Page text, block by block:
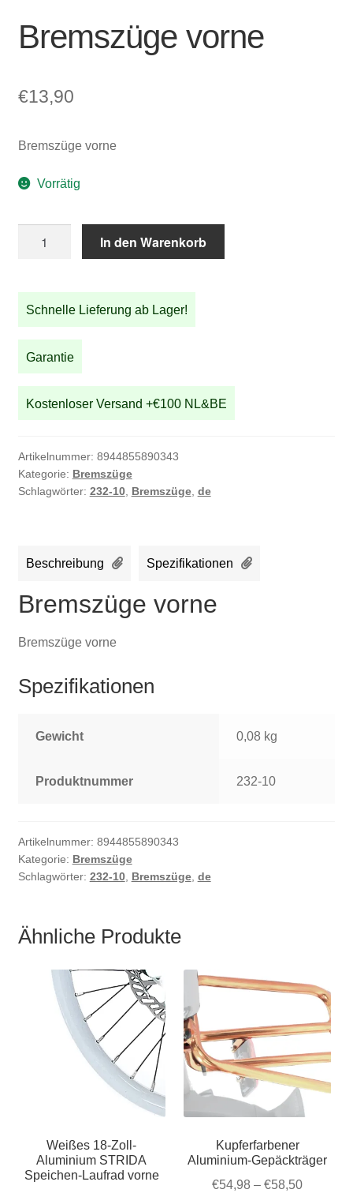
Bremszüge vorne
€13,90
Bremszüge vorne
Vorrätig
In den Warenkorb
Schnelle Lieferung ab Lager!
Garantie
Kostenloser Versand +€100 NL&BE
Artikelnummer: 8944855890343
Kategorie: Bremszüge
Schlagwörter: 232-10, Bremszüge, de
Beschreibung Spezifikationen
Bremszüge vorne
Bremszüge vorne
Spezifikationen
Gewicht 0,08 kg
Produktnummer 232-10
Artikelnummer: 8944855890343
Kategorie: Bremszüge
Schlagwörter: 232-10, Bremszüge, de
Ähnliche Produkte
Weißes 18-Zoll-
Aluminium STRIDA
Speichen-Laufrad vorne
Kupferfarbener
Aluminium-Gepäckträger
€54,98 –€58,50